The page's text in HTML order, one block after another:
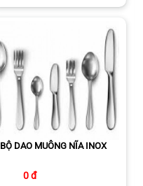
BỘ DAO MUỖNG NĨA INOX
0 đ